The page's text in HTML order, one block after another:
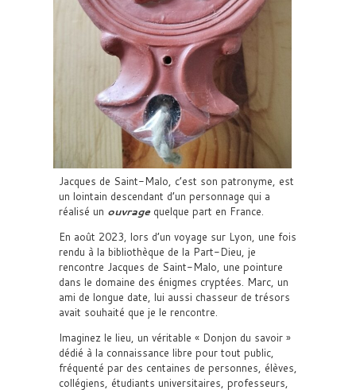
Jacques de Saint-Malo, c’est son patronyme, est
un lointain descendant d’un personnage qui a
réalisé un ouvragequelque part en France.
En août 2023, lors d’un voyage sur Lyon, une fois
rendu à la bibliothèque de la Part-Dieu, je
rencontre Jacques de Saint-Malo, une pointure
dans le domaine des énigmes cryptées. Marc, un
ami de longue date, lui aussi chasseur de trésors
avait souhaité que je le rencontre.
Imaginez le lieu, un véritable « Donjon du savoir »
dédié à la connaissance libre pour tout public,
fréquenté par des centaines de personnes, élèves,
collégiens, étudiants universitaires, professeurs,